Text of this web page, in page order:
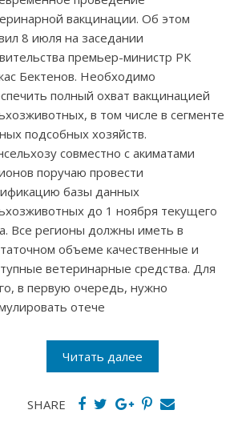
вакцинации. Об этом
8 июля на заседании
премьер-министр РК
Бектенов. Необходимо
полный охват вакцинацией
в том числе в сегменте
подсобных хозяйств.
совместно с акиматами
поручаю провести
базы данных
до 1 ноября текущего
Все регионы должны иметь в
объеме качественные и
ветеринарные средства. Для
в первую очередь, нужно
отече
Читать далее
SHARE